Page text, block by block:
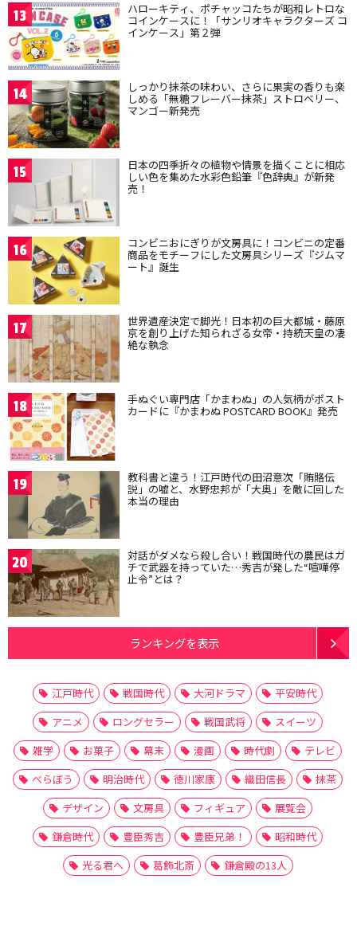
13 ハローキティ、ポチャッコたちが昭和レトロな
コインケースに！「サンリオキャラクターズ コ
インケース」第２弾
14 しっかり抹茶の味わい、さらに果実の香りも楽
しめる「無糖フレーバー抹茶」ストロベリー、
マンゴー新発売
15 日本の四季折々の植物や情景を描くことに相応
しい色を集めた水彩色鉛筆『色辞典』が新発
売！
16 コンビニおにぎりが文房具に！コンビニの定番
商品をモチーフにした文房具シリーズ『ジムマ
ート』誕生
17 世界遺産決定で脚光！日本初の巨大都城・藤原
京を創り上げた知られざる女帝・持統天皇の凄
絶な執念
18 手ぬぐい専門店「かまわぬ」の人気柄がポスト
カードに『かまわぬ POSTCARD BOOK』発売
19 教科書と違う！江戸時代の田沼意次「賄賂伝
説」の嘘と、水野忠邦が「大奥」を敵に回した
本当の理由
20 対話がダメなら殺し合い！戦国時代の農民はガ
チで武器を持っていた…秀吉が発した“喧嘩停
止令”とは？
ランキングを表示
江戸時代 戦国時代 大河ドラマ
平安時代
アニメ
ロングセラー 戦国武将
スイーツ
雑学
お菓子 幕末 漫画 時代劇
テレビ
べらぼう
明治時代 徳川家康 織田信長
抹茶
デザイン
文房具 フィギュア
展覧会
鎌倉時代
豊臣秀吉 豊臣兄弟！
昭和時代
光る君へ
葛飾北斎 鎌倉殿の13人